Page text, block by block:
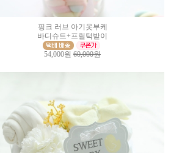
핑크 러브 아기옷부케
바디슈트+프릴턱받이
54,000원 60,000원